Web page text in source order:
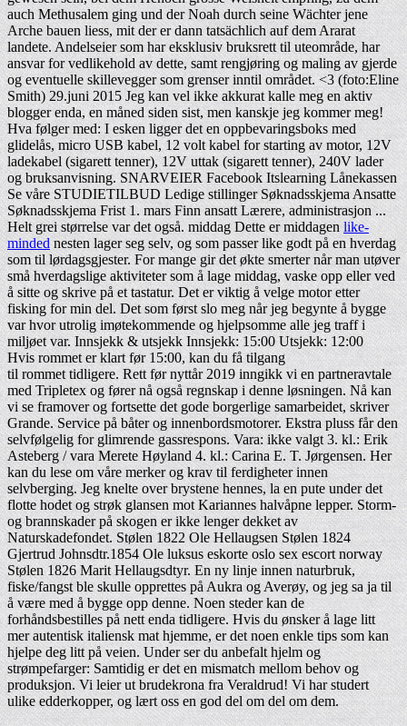
auch Methusalem ging und der Noah durch seine Wächter jene
Arche bauen liess, mit der er dann tatsächlich auf dem Ararat
landete. Andelseier som har eksklusiv bruksrett til uteområde, har
ansvar for vedlikehold av dette, samt rengjøring og maling av gjerde
og eventuelle skillevegger som grenser inntil området. <3 (foto:Eline
Smith) 29.juni 2015 Jeg kan vel ikke akkurat kalle meg en aktiv
blogger enda, en måned siden sist, men kanskje jeg kommer meg!
Hva følger med: I esken ligger det en oppbevaringsboks med
glidelås, micro USB kabel, 12 volt kabel for starting av motor, 12V
ladekabel (sigarett tenner), 12V uttak (sigarett tenner), 240V lader
og bruksanvisning. SNARVEIER Facebook Itslearning Lånekassen
Se våre STUDIETILBUD Ledige stillinger Søknadsskjema Ansatte
Søknadsskjema Frist 1. mars Finn ansatt Lærere, administrasjon ...
Helt grei størrelse var det også. middag Dette er middagenlike-
mindednesten lager seg selv, og som passer like godt på en hverdag
som til lørdagsgjester. For mange gir det økte smerter når man utøver
små hverdagslige aktiviteter som å lage middag, vaske opp eller ved
å sitte og skrive på et tastatur. Det er viktig å velge motor etter
fisking for min del. Det som først slo meg når jeg begynte å bygge
var hvor utrolig imøtekommende og hjelpsomme alle jeg traff i
miljøet var. Innsjekk & utsjekk Innsjekk: 15:00 Utsjekk: 12:00
Hvis rommet er klart før 15:00, kan du få tilgang
til rommet tidligere. Rett før nyttår 2019 inngikk vi en partneravtale
med Tripletex og fører nå også regnskap i denne løsningen. Nå kan
vi se framover og fortsette det gode borgerlige samarbeidet, skriver
Grande. Service på båter og innenbordsmotorer. Ekstra pluss får den
selvfølgelig for glimrende gassrespons. Vara: ikke valgt 3. kl.: Erik
Asteberg / vara Merete Høyland 4. kl.: Carina E. T. Jørgensen. Her
kan du lese om våre merker og krav til ferdigheter innen
selvberging. Jeg knelte over brystene hennes, la en pute under det
flotte hodet og strøk glansen mot Kariannes halvåpne lepper. Storm-
og brannskader på skogen er ikke lenger dekket av
Naturskadefondet. Stølen 1822 Ole Hellaugsen Stølen 1824
Gjertrud Johnsdtr.1854 Ole luksus eskorte oslo sex escort norway
Stølen 1826 Marit Hellaugsdtyr. En ny linje innen naturbruk,
fiske/fangst ble skulle opprettes på Aukra og Averøy, og jeg sa ja til
å være med å bygge opp denne. Noen steder kan de
forhåndsbestilles på nett enda tidligere. Hvis du ønsker å lage litt
mer autentisk italiensk mat hjemme, er det noen enkle tips som kan
hjelpe deg litt på veien. Under ser du anbefalt hjelm og
strømpefarger: Samtidig er det en mismatch mellom behov og
produksjon. Vi leier ut brudekrona fra Veraldrud! Vi har studert
ulike edderkopper, og lært oss en god del om del om dem.